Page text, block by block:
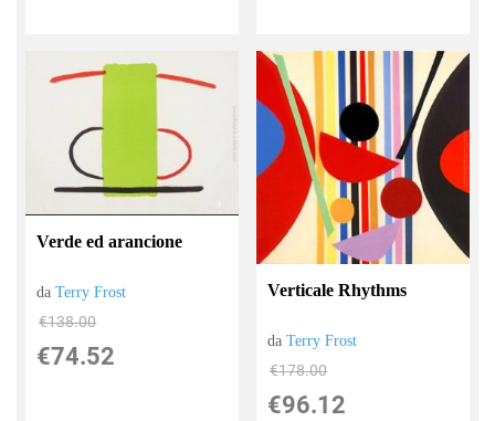
Verde ed arancione
daTerry Frost
€138.00
€74.52
Verticale Rhythms
daTerry Frost
€178.00
€96.12